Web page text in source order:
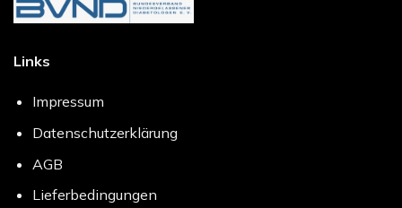
Links
Impressum
Datenschutzerklärung
AGB
Lieferbedingungen